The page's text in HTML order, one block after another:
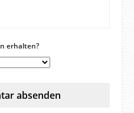
erhalten?
absenden